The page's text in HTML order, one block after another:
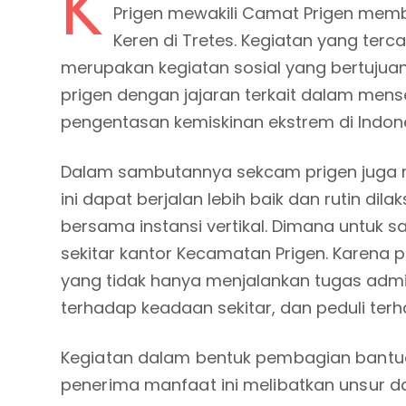
Prigen mewakili Camat Prigen
Keren di Tretes. Kegiatan yang
merupakan kegiatan sosial yang
prigen dengan jajaran terkait dalam
pengentasan kemiskinan ekstrem di
Dalam sambutannya sekcam prigen
ini dapat berjalan lebih baik dan rutin
bersama instansi vertikal. Dimana untuk
sekitar kantor Kecamatan Prigen.
yang tidak hanya menjalankan tugas
terhadap keadaan sekitar, dan peduli
Kegiatan dalam bentuk pembagian
penerima manfaat ini melibatkan unsur